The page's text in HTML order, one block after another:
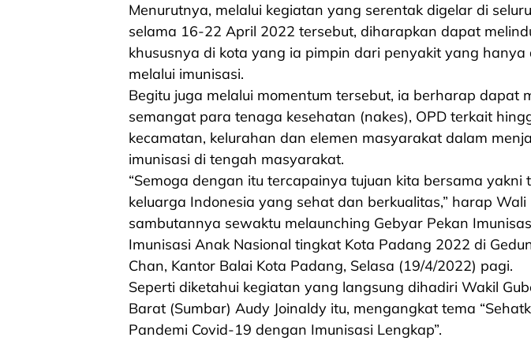
Menurutnya, melalui kegiatan yang serentak digelar di
selama 16-22 April 2022 tersebut, diharapkan dapat
khususnya di kota yang ia pimpin dari penyakit yang hanya
melalui imunisasi.
Begitu juga melalui momentum tersebut, ia berharap dapat
semangat para tenaga kesehatan (nakes), OPD terkait
kecamatan, kelurahan dan elemen masyarakat dalam
imunisasi di tengah masyarakat.
“Semoga dengan itu tercapainya tujuan kita bersama yakni
keluarga Indonesia yang sehat dan berkualitas,” harap Wali
sambutannya sewaktu melaunching Gebyar Pekan
Imunisasi Anak Nasional tingkat Kota Padang 2022 di
Chan, Kantor Balai Kota Padang, Selasa (19/4/2022) pagi.
Seperti diketahui kegiatan yang langsung dihadiri Wakil
Barat (Sumbar) Audy Joinaldy itu, mengangkat tema
Pandemi Covid-19 dengan Imunisasi Lengkap”.